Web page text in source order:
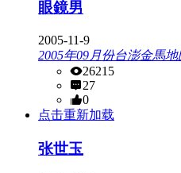
眼鏡男
2005-11-9
2005年09月份台澎金馬
26215
27
0
点击重新加载
张世玉